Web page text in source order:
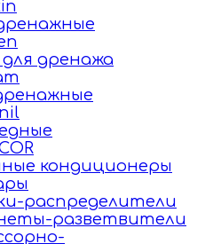
дренажа
кондиционеры
распределители
разветвители